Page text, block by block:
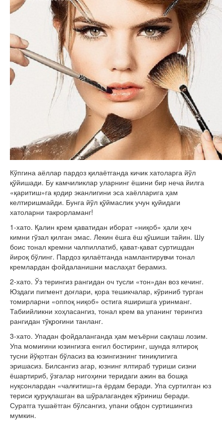
Кўпгина аёллар пардоз қи­лаётганда кичик хатоларга йўл
қўйишади. Бу камчиликлар уларнинг ёшини бир неча йилга
«қаритиш»га қодир эканлигини эса хаёлларига ҳам
келтиришмайди. Бунга йўл қўймаслик учун қуйидаги
хатоларни такрорламанг!
1-хато. Қалин крем қаватидан иборат «ниқоб» ҳали ҳеч
кимни гўзал қилган эмас. Лекин ёшга ёш қўшиши тайин. Шу
боис тонал кремни чалпиллатиб, қават-қават суртишдан
йироқ бўлинг. Пардоз қилаётганда намлантирувчи тонал
кремлардан фойдаланишни маслаҳат берамиз.
2-хато. Ўз терингиз рангидан оч тусли «тон»дан воз кечинг.
Юздаги пигмент доғлари, қора тешикчалар, кў­риниб турган
томирларни «оппоқ ниқоб» остига яширишга уринманг.
Табиийликни хоҳласангиз, тонал крем ва упанинг терингиз
рангидан тўқроғини танланг.
3-хато. Упадан фойдаланганда ҳам меъёрни сақлаш лозим.
Упа момиғини юзингизга енгил бостиринг, шунда ялтироқ
тусни йў­қотган бўласиз ва юзингизнинг тиниқлигига
эришасиз. Билсангиз агар, юзнинг ялтираб туриши сизни
ёшартириб, ўзгалар нигоҳини теридаги ажин ва бошқа
нуқсонлардан «чалғитиш»га ёрдам беради. Упа суртилган юз
териси қуруқлашган ва шўралагандек кў­риниш беради.
Суратга тушаётган бўлсангиз, упани обдон суртишингиз
мумкин.